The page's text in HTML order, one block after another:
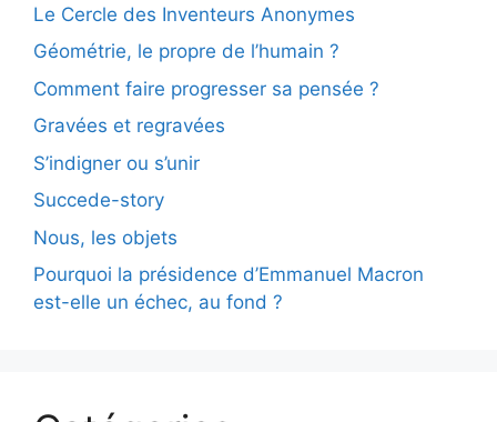
Le Cercle des Inventeurs Anonymes
Géométrie, le propre de l’humain ?
Comment faire progresser sa pensée ?
Gravées et regravées
S’indigner ou s’unir
Succede-story
Nous, les objets
Pourquoi la présidence d’Emmanuel Macron
est-elle un échec, au fond ?